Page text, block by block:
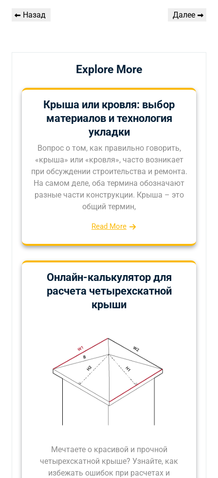
Навигация
Предыдущая
Назад
Следующая
Далее
Explore More
Крыша или кровля: выбор
материалов и технология
укладки
Вопрос о том, как правильно говорить,
«крыша» или «кровля», часто возникает
при обсуждении строительства и ремонта.
На самом деле, оба термина обозначают
разные части конструкции. Крыша – это
общий термин,
Read More
Онлайн-калькулятор для
расчета четырехскатной
крыши
Мечтаете о красивой и прочной
четырехскатной крыше? Узнайте, как
избежать ошибок при расчетах и